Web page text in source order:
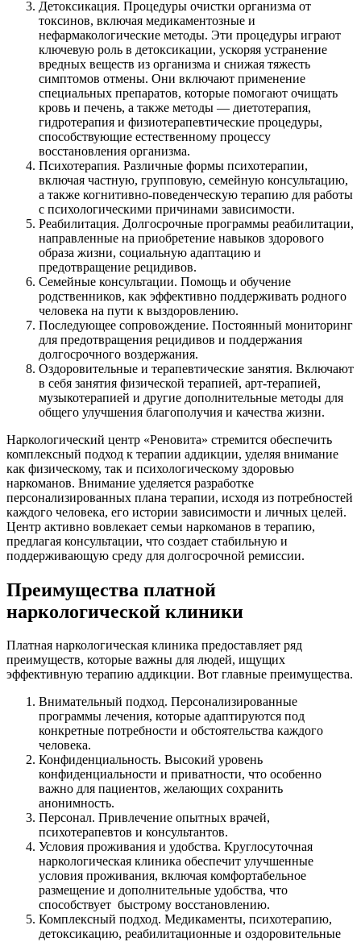
Детоксикация. Процедуры очистки организма от
токсинов, включая медикаментозные и
нефармакологические методы. Эти процедуры играют
ключевую роль в детоксикации, ускоряя устранение
вредных веществ из организма и снижая тяжесть
симптомов отмены. Они включают применение
специальных препаратов, которые помогают очищать
кровь и печень, а также методы — диетотерапия,
гидротерапия и физиотерапевтические процедуры,
способствующие естественному процессу
восстановления организма.
Психотерапия. Различные формы психотерапии,
включая частную, групповую, семейную консультацию,
а также когнитивно-поведенческую терапию для работы
с психологическими причинами зависимости.
Реабилитация. Долгосрочные программы реабилитации,
направленные на приобретение навыков здорового
образа жизни, социальную адаптацию и
предотвращение рецидивов.
Семейные консультации. Помощь и обучение
родственников, как эффективно поддерживать родного
человека на пути к выздоровлению.
Последующее сопровождение. Постоянный мониторинг
для предотвращения рецидивов и поддержания
долгосрочного воздержания.
Оздоровительные и терапевтические занятия. Включают
в себя занятия физической терапией, арт-терапией,
музыкотерапией и другие дополнительные методы для
общего улучшения благополучия и качества жизни.
Наркологический центр «Реновита» стремится обеспечить
комплексный подход к терапии аддикции, уделяя внимание
как физическому, так и психологическому здоровью
наркоманов. Внимание уделяется разработке
персонализированных плана терапии, исходя из потребностей
каждого человека, его истории зависимости и личных целей.
Центр активно вовлекает семьи наркоманов в терапию,
предлагая консультации, что создает стабильную и
поддерживающую среду для долгосрочной ремиссии.
Преимущества платной
наркологической клиники
Платная наркологическая клиника предоставляет ряд
преимуществ, которые важны для людей, ищущих
эффективную терапию аддикции. Вот главные преимущества.
Внимательный подход. Персонализированные
программы лечения, которые адаптируются под
конкретные потребности и обстоятельства каждого
человека.
Конфиденциальность. Высокий уровень
конфиденциальности и приватности, что особенно
важно для пациентов, желающих сохранить
анонимность.
Персонал. Привлечение опытных врачей,
психотерапевтов и консультантов.
Условия проживания и удобства. Круглосуточная
наркологическая клиника обеспечит улучшенные
условия проживания, включая комфортабельное
размещение и дополнительные удобства, что
способствует быстрому восстановлению.
Комплексный подход. Медикаменты, психотерапию,
детоксикацию, реабилитационные и оздоровительные